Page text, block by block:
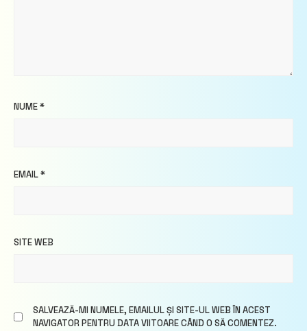
NUME*
EMAIL*
SITE WEB
SALVEAZĂ-MI NUMELE, EMAILUL ȘI SITE-UL WEB ÎN ACEST
NAVIGATOR PENTRU DATA VIITOARE CÂND O SĂ COMENTEZ.